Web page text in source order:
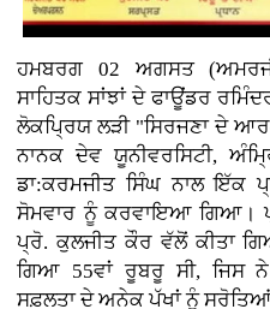
ਹਮਬਰਗ 02 ਅਗਸਤ
ਸਾਹਿਤਕ ਸਾਂਝਾਂ ਦੇ ਫਾਊਂਡਰ
ਲੋਕਪ੍ਰਿਯ ਲੜੀ "ਸਿਰਜਣਾ ਦੇ
ਨਾਨਕ ਦੇਵ ਯੂਨੀਵਰਸਿਟੀ,
ਡਾ:ਕਰਮਜੀਤ ਸਿੰਘ ਨਾਲ ਇੱਕ
ਸੋਮਵਾਰ ਨੂੰ ਕਰਵਾਇਆ ਗਿਆ।
ਪ੍ਰੋ. ਕੁਲਜੀਤ ਕੌਰ ਵੱਲੋਂ ਕੀਤਾ
ਗਿਆ 55ਵਾਂ ਰੂਬਰੂ ਸੀ, ਜਿਸ
ਸਫ਼ਲਤਾ ਦੇ ਅਨੇਕ ਪੱਖਾਂ ਨੂੰ ਸਰੋਤਿਆਂ